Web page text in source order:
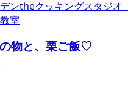
物と、栗ご飯♡